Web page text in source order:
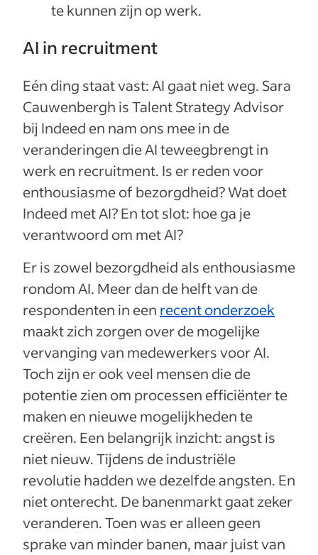
te kunnen zijn op werk.
AI in recruitment
Eén ding staat vast: AI gaat niet weg. Sara
Cauwenbergh is Talent Strategy Advisor
bij Indeed en nam ons mee in de
veranderingen die AI teweegbrengt in
werk en recruitment. Is er reden voor
enthousiasme of bezorgdheid? Wat doet
Indeed met AI? En tot slot: hoe ga je
verantwoord om met AI?
Er is zowel bezorgdheid als enthousiasme
rondom AI. Meer dan de helft van de
respondenten in een recent onderzoek
maakt zich zorgen over de mogelijke
vervanging van medewerkers voor AI.
Toch zijn er ook veel mensen die de
potentie zien om processen efficiënter te
maken en nieuwe mogelijkheden te
creëren. Een belangrijk inzicht: angst is
niet nieuw. Tijdens de industriële
revolutie hadden we dezelfde angsten. En
niet onterecht. De banenmarkt gaat zeker
veranderen. Toen was er alleen geen
sprake van minder banen, maar juist van